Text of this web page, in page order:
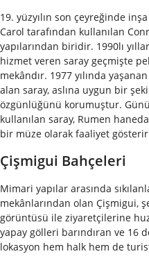
19. yüzyılın son çeyreğinde
Carol tarafından kullanılan
yapılarından biridir. 1990lı
hizmet veren saray geçmişte
mekândır. 1977 yılında
alan saray, aslına uygun bir
özgünlüğünü korumuştur.
kullanılan saray, Rumen
bir müze olarak faaliyet
Çişmigui Bahçeleri
Mimari yapılar arasında
mekânlarından olan Çişmigui,
görüntüsü ile ziyaretçilerine
yapay gölleri barındıran ve 16
lokasyon hem halk hem de